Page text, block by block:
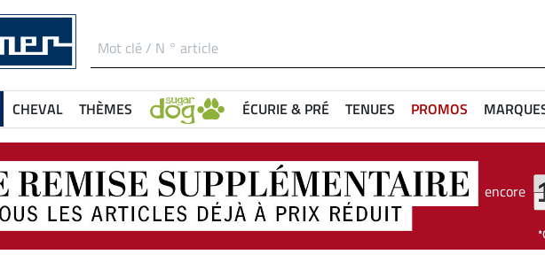
CHEVAL THÈMES ÉCURIE & PRÉ TENUES PROMOS
encore